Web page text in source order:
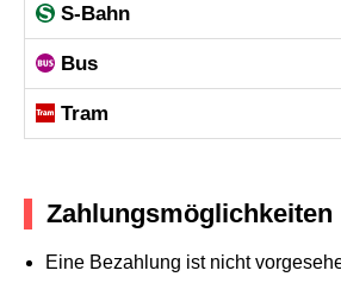
S-Bahn
Bus
Tram
Zahlungsmöglichkeiten
Eine Bezahlung ist nicht